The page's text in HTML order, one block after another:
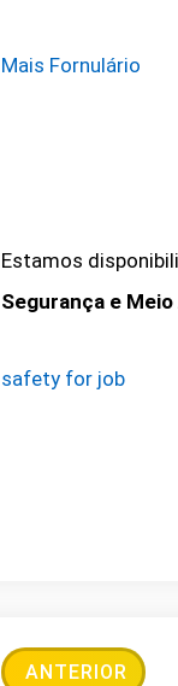
Mais Fornulário
Estamos
Segurança e
safety for job
ANTERIOR